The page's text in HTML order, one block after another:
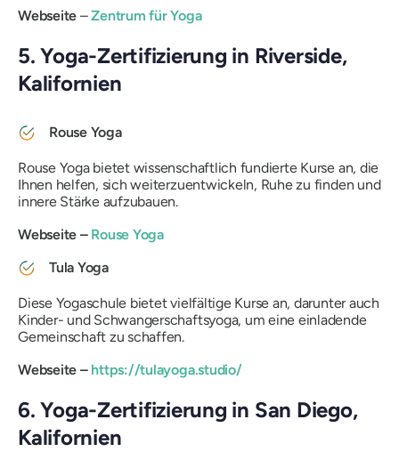
Webseite –Zentrum für Yoga
5. Yoga-Zertifizierung in Riverside,
Kalifornien
Rouse Yoga
Rouse Yoga bietet wissenschaftlich fundierte Kurse an, die
Ihnen helfen, sich weiterzuentwickeln, Ruhe zu finden und
innere Stärke aufzubauen.
Webseite –Rouse Yoga
Tula Yoga
Diese Yogaschule bietet vielfältige Kurse an, darunter auch
Kinder- und Schwangerschaftsyoga, um eine einladende
Gemeinschaft zu schaffen.
Webseite –https://tulayoga.studio/
6. Yoga-Zertifizierung in San Diego,
Kalifornien